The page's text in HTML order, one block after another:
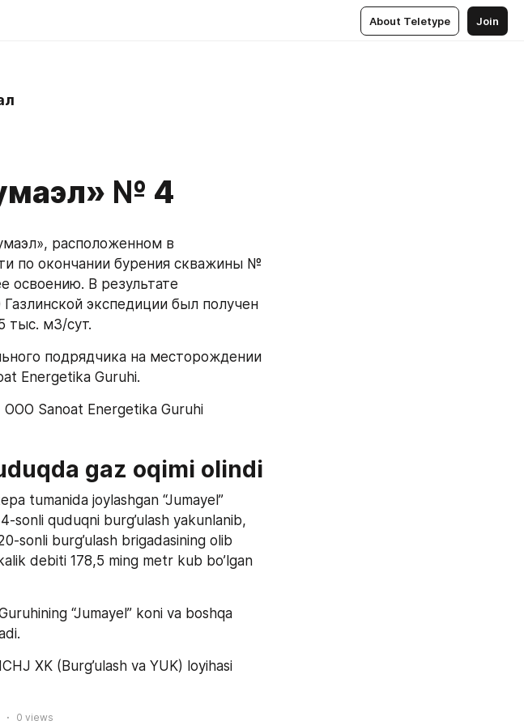
About Teletype Join
№ 4
расположенном в
по окончании бурения скважины №
освоению. В результате
экспедиции был получен
тыс. м3/сут.
подрядчика на месторождении
Energetika Guruhi.
Sanoat Energetika Guruhi
gaz oqimi olindi
tumanida joylashgan “Jumayel”
sonli quduqni burg’ulash yakunlanib,
sonli burg’ulash brigadasining olib
debiti 178,5 ming metr kub bo’lgan
“Jumayel” koni va boshqa
XK (Burg’ulash va YUK) loyihasi
0 views